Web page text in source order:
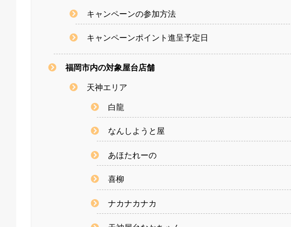
キャンペーンの参加方法
キャンペーンポイント進呈予定日
福岡市内の対象屋台店舗
天神エリア
白龍
なんしようと屋
あほたれーの
喜柳
ナカナカナカ